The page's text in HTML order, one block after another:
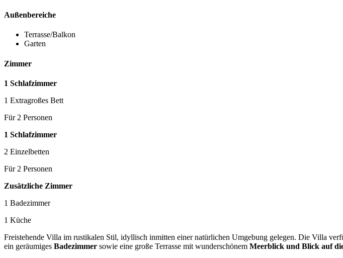
Außenbereiche
Terrasse/Balkon
Garten
Zimmer
1 Schlafzimmer
1 Extragroßes Bett
Für 2 Personen
1 Schlafzimmer
2 Einzelbetten
Für 2 Personen
Zusätzliche Zimmer
1 Badezimmer
1 Küche
Freistehende Villa im rustikalen Stil, idyllisch inmitten einer natürlichen Umgebung gelegen. Die Villa
ein geräumiges Badezimmer sowie eine große Terrasse mit wunderschönem Meerblick und Blick auf